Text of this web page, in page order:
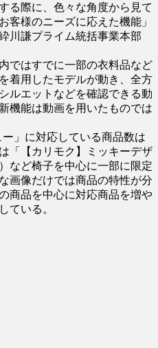
る際に、色々な角度から見て
客様のニーズに応えた機能」
川謙プライム統括事業本部
ではすでに一部の衣料品など
着用したモデルが動き、全方
ルエットなどを確認できる動
機能は動画を用いたものでは
」に対応している商品数は
「【カリモク】ミッキーデザ
）など椅子を中心に一部に限定
画像だけでは商品の特性が分
商品を中心に対応商品を増や
ている。